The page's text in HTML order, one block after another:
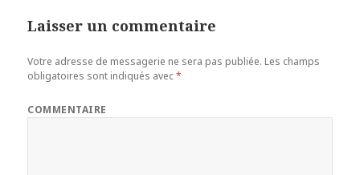
Laisser un commentaire
Votre adresse de messagerie ne sera pas publiée. Les champs
obligatoires sont indiqués avec*
COMMENTAIRE